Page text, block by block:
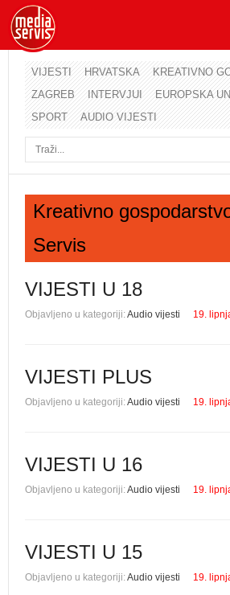
VIJESTI HRVATSKA
KREATIVNO
ZAGREB
INTERVJUI EUROPSKA
SPORT
AUDIO VIJESTI
Kreativno
Servis
VIJESTI U 18
Objavljeno u kategoriji:Audio vijesti 19.
VIJESTI PLUS
Objavljeno u kategoriji:Audio vijesti 19.
VIJESTI U 16
Objavljeno u kategoriji:Audio vijesti 19.
VIJESTI U 15
Objavljeno u kategoriji:Audio vijesti 19.
Korisničko ime
Lozinka